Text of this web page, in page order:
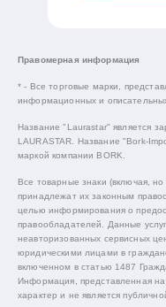
Правомерная информация
* - Все торговые марки,
информационных и
Название "Laurastar" является
LAURASTAR. Название "Bork-
маркой компании BORK.
Все товарные знаки (включая,
принадлежат их законным
целью информирования о
правообладателей. Данные
неавторизованных сервисных
юридическими лицами в
включенном в статью 1487
Информация, представленная
характер и не является